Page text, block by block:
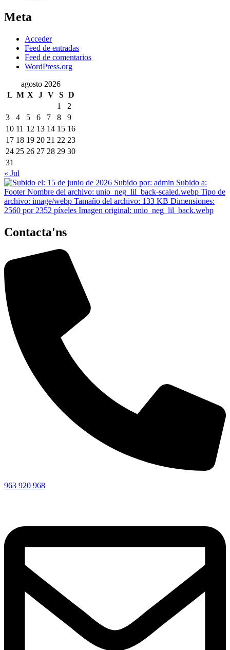
Meta
Acceder
Feed de entradas
Feed de comentarios
WordPress.org
agosto 2026
L M X J V S D
1
2
3
4 5 6 7 8
9
10 11 12 13 14 15 16
17 18 19 20 21 22 23
24 25 26 27 28 29 30
31
« Jul
Contacta'ns
963 920 968